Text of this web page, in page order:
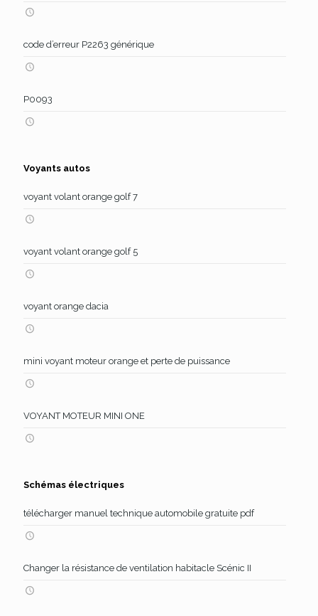
code d’erreur P2263 générique
P0093
Voyants autos
voyant volant orange golf 7
voyant volant orange golf 5
voyant orange dacia
mini voyant moteur orange et perte de puissance
VOYANT MOTEUR MINI ONE
Schémas électriques
télécharger manuel technique automobile gratuite pdf
Changer la résistance de ventilation habitacle Scénic II